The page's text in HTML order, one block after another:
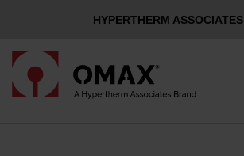
HYPERTHERM ASSOCIATES
Hypertherm-plasma